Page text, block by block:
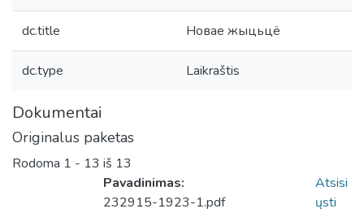
dc.title Новае жыцьцë
dc.type Laikraštis
Dokumentai
Originalus paketas
Rodoma 1 - 13 iš 13
Pavadinimas:
232915-1923-1.pdf
Atsisi
ųsti